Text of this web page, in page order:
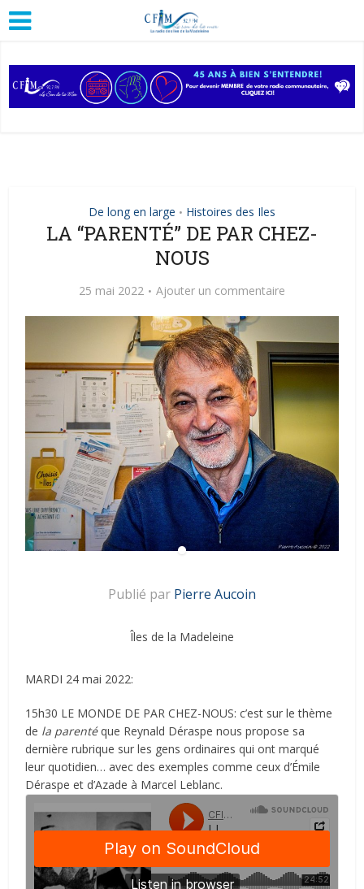
De long en large • Histoires des Iles
LA “PARENTÉ” DE PAR CHEZ-
NOUS
25 mai 2022 Ajouter un commentaire
Publié par Pierre Aucoin
Îles de la Madeleine
MARDI 24 mai 2022:
15h30 LE MONDE DE PAR CHEZ-NOUS: c’est sur le thème
de la parentéque Reynald Déraspe nous propose sa
dernière rubrique sur les gens ordinaires qui ont marqué
leur quotidien… avec des exemples comme ceux d’Émile
Déraspe et d’Azade à Marcel Leblanc.